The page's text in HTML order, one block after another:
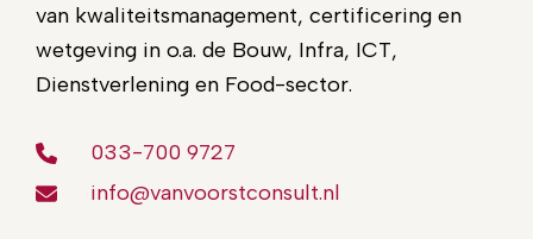
van kwaliteitsmanagement, certificering en
wetgeving in o.a. de Bouw, Infra, ICT,
Dienstverlening en Food-sector.
033-700 9727
info@vanvoorstconsult.nl